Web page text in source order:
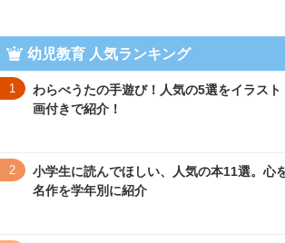
幼児教育 人気ランキング
1
わらべうたの手遊び！人気の5選をイラスト
画付きで紹介！
2
小学生に読んでほしい、人気の本11選。心
名作を学年別に紹介